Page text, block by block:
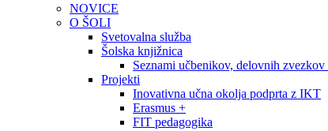
NOVICE
O ŠOLI
Svetovalna služba
Šolska knjižnica
Seznami učbenikov, delovnih
Projekti
Inovativna učna okolja podprta z IKT
Erasmus +
FIT pedagogika